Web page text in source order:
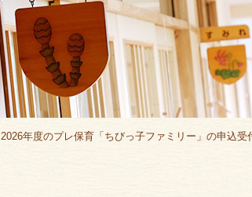
2026年度のプレ保育「ちびっ子ファミリー」の申込受